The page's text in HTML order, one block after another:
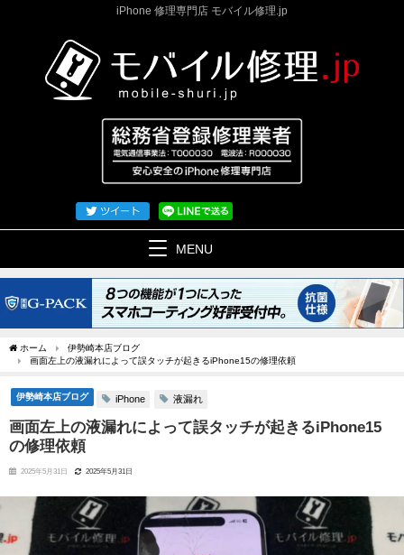
iPhone 修理専門店 モバイル修理.jp
MENU
ホーム
伊勢崎本店ブログ
画面左上の液漏れによって誤タッチが起きるiPhone15の修理依頼
伊勢崎本店ブログ iPhone 液漏れ
画面左上の液漏れによって誤タッチが起きるiPhone15
の修理依頼
2025年5月31日 2025年5月31日